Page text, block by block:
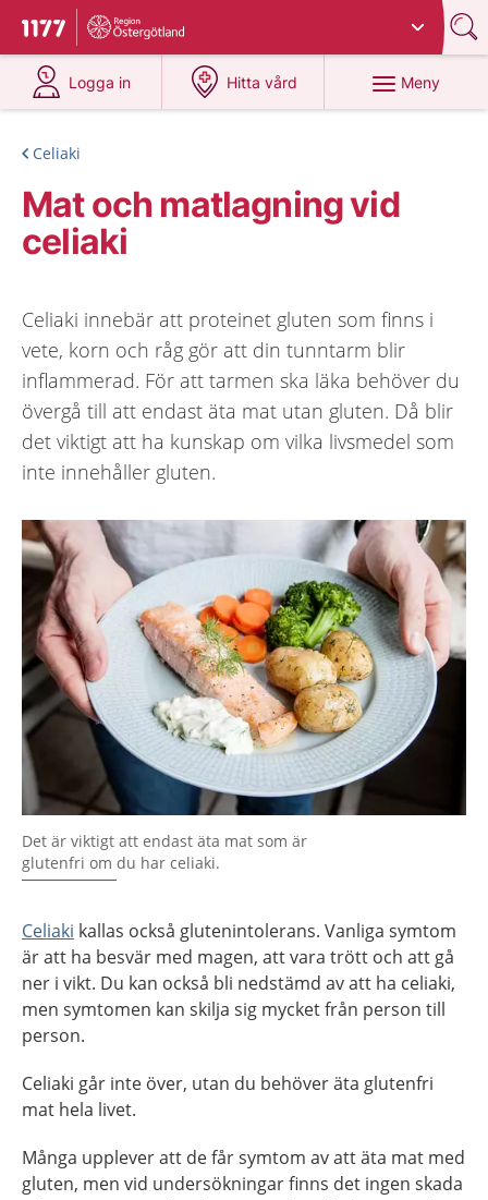
Till startsidan för 1177
Du har valt region
Logga in
på 1177.se
Hitta vård
på 1177.se
Meny
Celiaki
Mat och matlagning vid
celiaki
Celiaki innebär att proteinet gluten som finns i
vete, korn och råg gör att din tunntarm blir
inflammerad. För att tarmen ska läka behöver du
övergå till att endast äta mat utan gluten. Då blir
det viktigt att ha kunskap om vilka livsmedel som
inte innehåller gluten.
Det är viktigt att endast äta mat som är
glutenfri om du har celiaki.
Celiaki kallas också glutenintolerans. Vanliga symtom
är att ha besvär med magen, att vara trött och att gå
ner i vikt. Du kan också bli nedstämd av att ha celiaki,
men symtomen kan skilja sig mycket från person till
person.
Celiaki går inte över, utan du behöver äta glutenfri
mat hela livet.
Många upplever att de får symtom av att äta mat med
gluten, men vid undersökningar finns det ingen skada